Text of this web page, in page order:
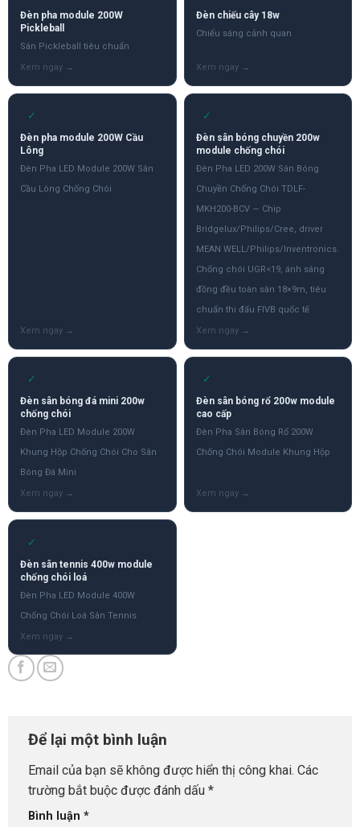
Đèn pha module 200W
Pickleball
Sân Pickleball tiêu chuẩn
Đèn chiếu cây 18w
Chiếu sáng cảnh quan
✓
Đèn pha module 200W Cầu
Lông
Đèn Pha LED Module 200W Sân
Cầu Lông Chống Chói
✓
Đèn sân bóng chuyền 200w
module chống chói
Đèn Pha LED 200W Sân Bóng
Chuyền Chống Chói TDLF-
MKH200-BCV — Chip
Bridgelux/Philips/Cree, driver
MEAN WELL/Philips/Inventronics.
Chống chói UGR<19, ánh sáng
đồng đều toàn sân 18×9m, tiêu
chuẩn thi đấu FIVB quốc tế
✓
Đèn sân bóng đá mini 200w
chống chói
Đèn Pha LED Module 200W
Khung Hộp Chống Chói Cho Sân
Bóng Đá Mini
✓
Đèn sân bóng rổ 200w module
cao cấp
Đèn Pha Sân Bóng Rổ 200W
Chống Chói Module Khung Hộp
✓
Đèn sân tennis 400w module
chống chói loá
Đèn Pha LED Module 400W
Chống Chói Loá Sân Tennis
Để lại một bình luận
Email của bạn sẽ không được hiển thị công khai. Các
trường bắt buộc được đánh dấu *
Bình luận *